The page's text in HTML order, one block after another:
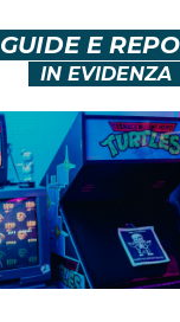
GUIDE E
IN EVIDENZA